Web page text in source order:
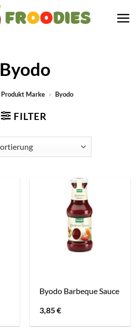
Byodo
Produkt Marke » Byodo
FILTER
Byodo Barbeque Sauce
3,85€